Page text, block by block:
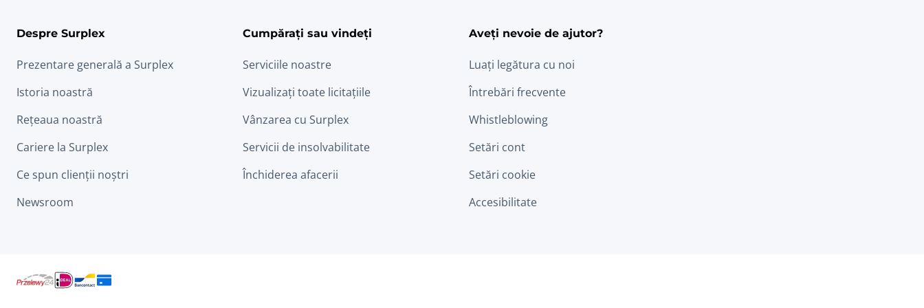
Despre Surplex
Prezentare generală a Surplex
Istoria noastră
Rețeaua noastră
Cariere la Surplex
Ce spun clienții noștri
Newsroom
Cumpărați sau vindeți
Serviciile noastre
Vizualizați toate licitațiile
Vânzarea cu Surplex
Servicii de insolvabilitate
Închiderea afacerii
Aveți nevoie de ajutor?
Luați legătura cu noi
Întrebări frecvente
Whistleblowing
Setări cont
Setări cookie
Accesibilitate